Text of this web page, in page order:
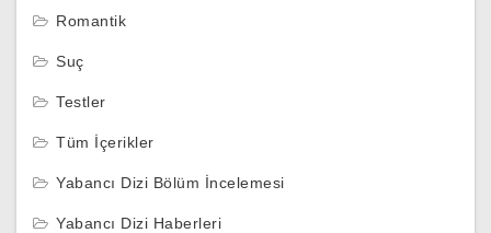
Romantik
Suç
Testler
Tüm İçerikler
Yabancı Dizi Bölüm İncelemesi
Yabancı Dizi Haberleri